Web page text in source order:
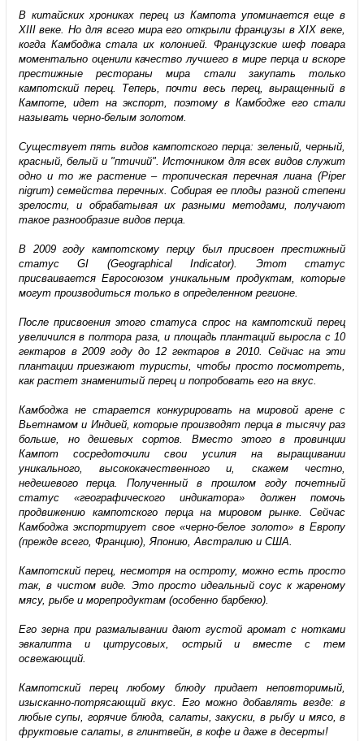
В китайских хрониках перец из Кампота упоминается еще в
ХIII веке. Но для всего мира его открыли французы в XIX веке,
когда Камбоджа стала их колонией. Французские шеф повара
моментально оценили качество лучшего в мире перца и вскоре
престижные рестораны мира стали закупать только
кампотский перец. Теперь, почти весь перец, выращенный в
Кампоте, идет на экспорт, поэтому в Камбодже его стали
называть черно-белым золотом.
Существует пять видов кампотского перца: зеленый, черный,
красный, белый и "птичий". Источником для всех видов служит
одно и то же растение – тропическая перечная лиана (Piper
nigrum) семейства перечных. Собирая ее плоды разной степени
зрелости, и обрабатывая их разными методами, получают
такое разнообразие видов перца.
В 2009 году кампотскому перцу был присвоен престижный
статус GI (Geographical Indicator). Этот статус
присваивается Евросоюзом уникальным продуктам, которые
могут производиться только в определенном регионе.
После присвоения этого статуса спрос на кампотский перец
увеличился в полтора раза, и площадь плантаций выросла с 10
гектаров в 2009 году до 12 гектаров в 2010. Сейчас на эти
плантации приезжают туристы, чтобы просто посмотреть,
как растет знаменитый перец и попробовать его на вкус.
Камбоджа не старается конкурировать на мировой арене с
Вьетнамом и Индией, которые производят перца в тысячу раз
больше, но дешевых сортов. Вместо этого в провинции
Кампот сосредоточили свои усилия на выращивании
уникального, высококачественного и, скажем честно,
недешевого перца. Полученный в прошлом году почетный
статус «географического индикатора» должен помочь
продвижению кампотского перца на мировом рынке. Сейчас
Камбоджа экспортирует свое «черно-белое золото» в Европу
(прежде всего, Францию), Японию, Австралию и США.
Кампотский перец, несмотря на остроту, можно есть просто
так, в чистом виде. Это просто идеальный соус к жареному
мясу, рыбе и морепродуктам (особенно барбекю).
Его зерна при размалывании дают густой аромат с нотками
эвкалипта и цитрусовых, острый и вместе с тем
освежающий.
Кампотский перец любому блюду придает неповторимый,
изысканно-потрясающий вкус. Его можно добавлять везде: в
любые супы, горячие блюда, салаты, закуски, в рыбу и мясо, в
фруктовые салаты, в глинтвейн, в кофе и даже в десерты!